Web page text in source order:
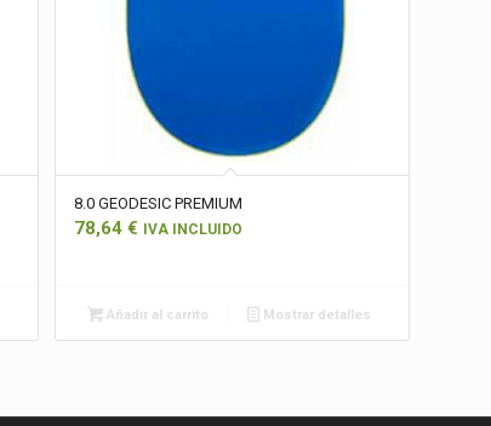
8.0 GEODESIC PREMIUM
78,64 € IVA INCLUIDO
Añadir al carrito Mostrar detalles